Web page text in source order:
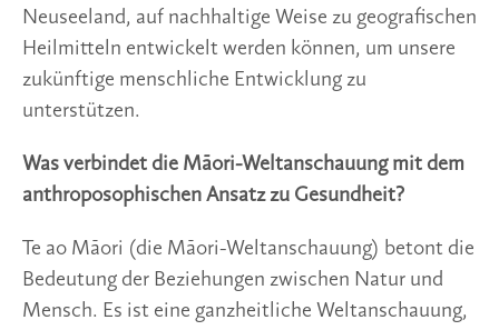
Neuseeland, auf nachhaltige Weise zu geografischen
Heilmitteln entwickelt werden können, um unsere
zukünftige menschliche Entwicklung zu
unterstützen.
Was verbindet die Māori-Weltanschauung mit dem
anthroposophischen Ansatz zu Gesundheit?
Te ao Māori (die Māori-Weltanschauung) betont die
Bedeutung der Beziehungen zwischen Natur und
Mensch. Es ist eine ganzheitliche Weltanschauung,